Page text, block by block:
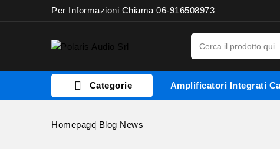
Per Informazioni Chiama 06-916508973
 Categorie Amplificatori Integrati
Homepage Blog News